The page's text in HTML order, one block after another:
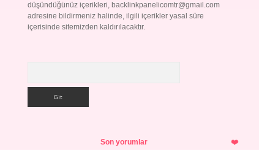
düşündüğünüz içerikleri, backlinkpanelicomtr@gmail.com
adresine bildirmeniz halinde, ilgili içerikler yasal süre
içerisinde sitemizden kaldırılacaktır.
Son yorumlar